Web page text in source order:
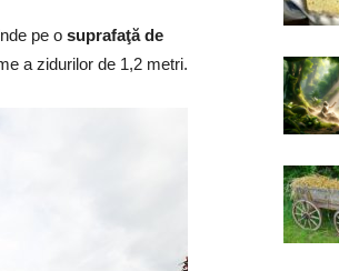
pe o suprafaţă de
a zidurilor de 1,2 metri.